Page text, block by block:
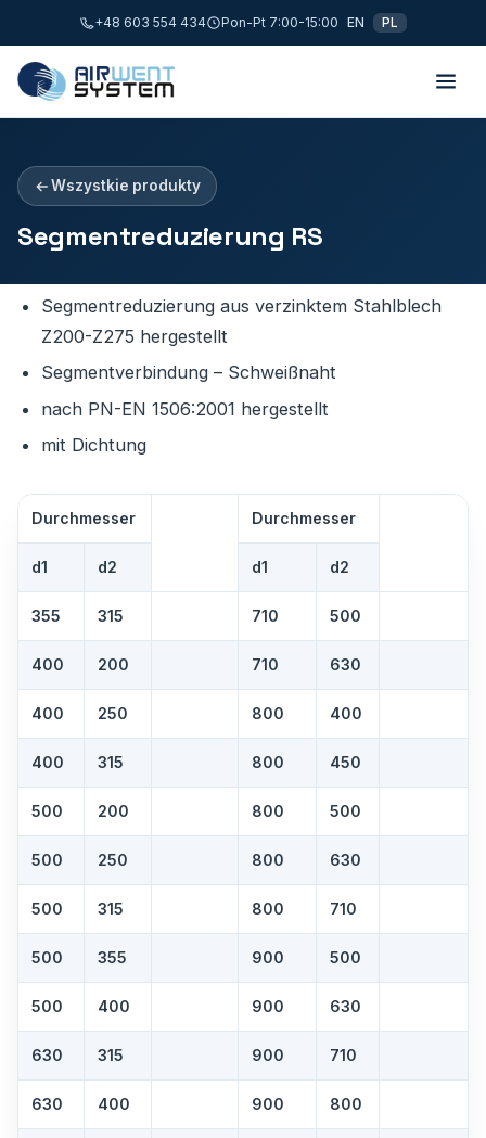
+48 603 554 434 Pon-Pt 7:00-15:00 EN PL
Wszystkie produkty
Segmentreduzierung RS
Segmentreduzierung aus verzinktem Stahlblech
Z200-Z275 hergestellt
Segmentverbindung – Schweißnaht
nach PN-EN 1506:2001 hergestellt
mit Dichtung
Durchmesser Durchmesser
d1 d2 d1 d2
355 315 710 500
400 200 710 630
400 250 800 400
400 315 800 450
500 200 800 500
500 250 800 630
500 315 800 710
500 355 900 500
500 400 900 630
630 315 900 710
630 400 900 800